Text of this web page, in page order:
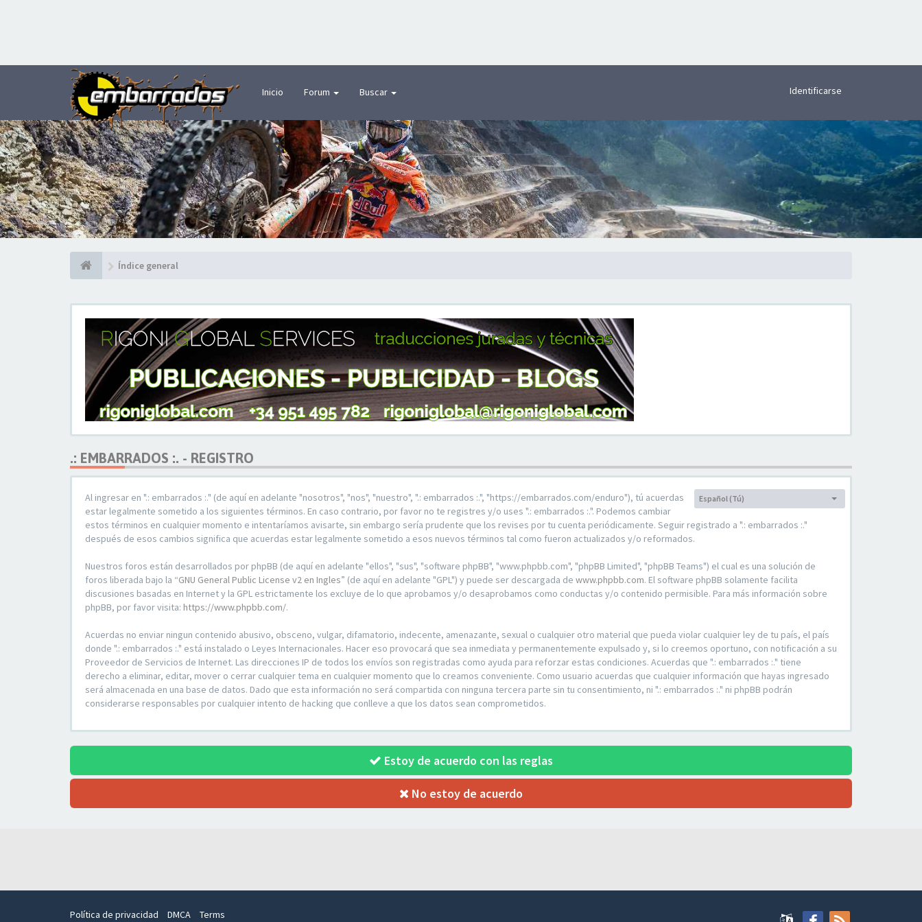
Inicio Forum Buscar Identificarse
Índice general
.: EMBARRADOS :. - REGISTRO
Idioma:
Español (Tú)
Al ingresar en ".: embarrados :." (de aquí en adelante "nosotros", "nos", "nuestro", ".: embarrados :.", "https://embarrados.com/enduro"), tú acuerdas
estar legalmente sometido a los siguientes términos. En caso contrario, por favor no te registres y/o uses ".: embarrados :.". Podemos cambiar
estos términos en cualquier momento e intentaríamos avisarte, sin embargo sería prudente que los revises por tu cuenta periódicamente. Seguir registrado a ".: embarrados :."
después de esos cambios significa que acuerdas estar legalmente sometido a esos nuevos términos tal como fueron actualizados y/o reformados.
Nuestros foros están desarrollados por phpBB (de aquí en adelante "ellos", "sus", "software phpBB", "www.phpbb.com", "phpBB Limited", "phpBB Teams") el cual es una solución de
foros liberada bajo la “GNU General Public License v2 en Ingles” (de aquí en adelante "GPL") y puede ser descargada de www.phpbb.com. El software phpBB solamente facilita
discusiones basadas en Internet y la GPL estrictamente los excluye de lo que aprobamos y/o desaprobamos como conductas y/o contenido permisible. Para más información sobre
phpBB, por favor visita: https://www.phpbb.com/.
Acuerdas no enviar ningun contenido abusivo, obsceno, vulgar, difamatorio, indecente, amenazante, sexual o cualquier otro material que pueda violar cualquier ley de tu país, el país
donde ".: embarrados :." está instalado o Leyes Internacionales. Hacer eso provocará que sea inmediata y permanentemente expulsado y, si lo creemos oportuno, con notificación a su
Proveedor de Servicios de Internet. Las direcciones IP de todos los envíos son registradas como ayuda para reforzar estas condiciones. Acuerdas que ".: embarrados :." tiene
derecho a eliminar, editar, mover o cerrar cualquier tema en cualquier momento que lo creamos conveniente. Como usuario acuerdas que cualquier información que hayas ingresado
será almacenada en una base de datos. Dado que esta información no será compartida con ninguna tercera parte sin tu consentimiento, ni ".: embarrados :." ni phpBB podrán
considerarse responsables por cualquier intento de hacking que conlleve a que los datos sean comprometidos.
Estoy de acuerdo con las reglas
No estoy de acuerdo
Política de privacidad DMCA Terms